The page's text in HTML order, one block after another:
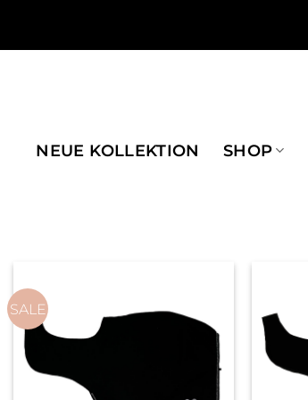
NEUE KOLLEKTION SHOP
SALE